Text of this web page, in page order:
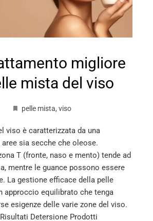
migliore
mista del viso
pelle mista, viso
viso è caratterizzata da una
sia secche che oleose.
T (fronte, naso e mento) tende ad
mentre le guance possono essere
La gestione efficace della pelle
approccio equilibrato che tenga
esigenze delle varie zone del viso.
Detersione Prodotti